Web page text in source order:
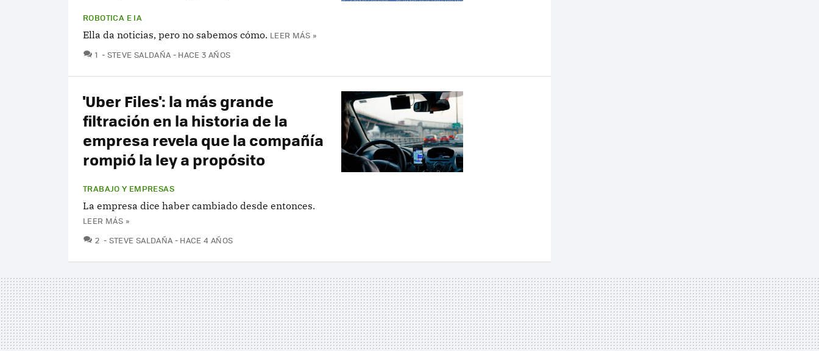
ROBOTICA E IA
Ella da noticias, pero no sabemos cómo. LEER MÁS »
1 COMENTARIOS
STEVE SALDAÑA HACE 3 AÑOS
'Uber Files': la más grande
filtración en la historia de la
empresa revela que la compañía
rompió la ley a propósito
TRABAJO Y EMPRESAS
La empresa dice haber cambiado desde entonces.
LEER MÁS »
2 COMENTARIOS
STEVE SALDAÑA HACE 4 AÑOS